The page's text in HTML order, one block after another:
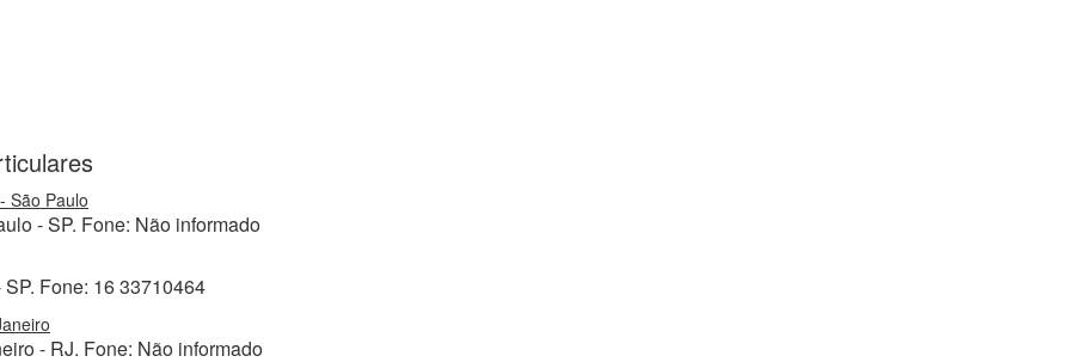
São Paulo
- SP. Fone: Não informado
Fone: 16 33710464
- RJ. Fone: Não informado